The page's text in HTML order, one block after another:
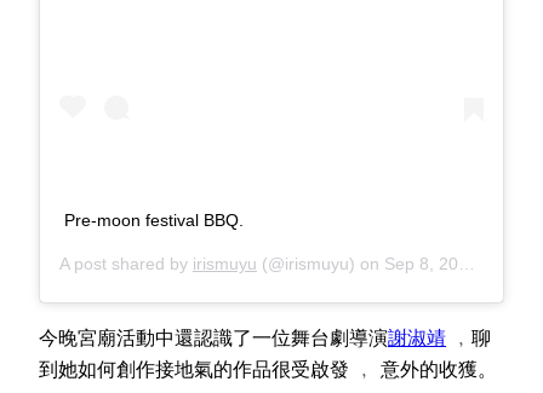
Pre-moon festival BBQ.
A post shared by irismuyu (@irismuyu) on Sep 8, 2019 at 6:17am PDT
今晚宮廟活動中還認識了一位舞台劇導演謝淑靖 ﹐聊
到她如何創作接地氣的作品很受啟發 ﹐ 意外的收獲。